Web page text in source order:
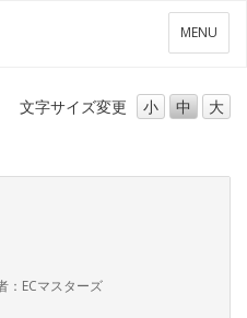
メ
ニ
ー
MENU
文字サイズ変更 小 中 大
ECマスターズ